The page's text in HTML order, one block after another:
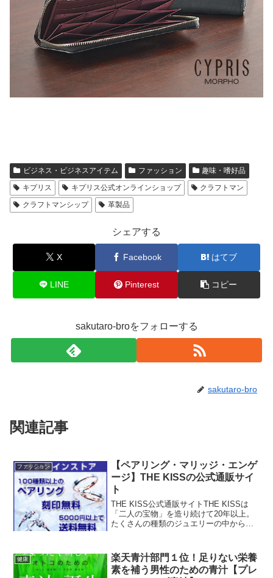
ビジネス・ビジネスアイテム ファッション
趣味・嗜好品
キプリス
キプリス公式オンラインショップ
クラフトマン
クラフトマンシップ
革製品
シェアする
X Facebook はてブ
LINE Pinterest コピー
sakutaro-broをフォローする
sakutaro-bro
関連記事
ファッション
【ペアリング・マリッジ・エンゲ
ージ】THE KISSの公式通販サイ
ト
THE KISS公式通販サイトTHE KISSは
「二人の宝物」を造り続けて20年以上。
たくさんの種類のジュエリーの中からそ
アリングを始めとした2,000種類以上の
ア...
健康
楽天青汁部門１位！足りない栄養
素を補う男性のための青汁【プレ